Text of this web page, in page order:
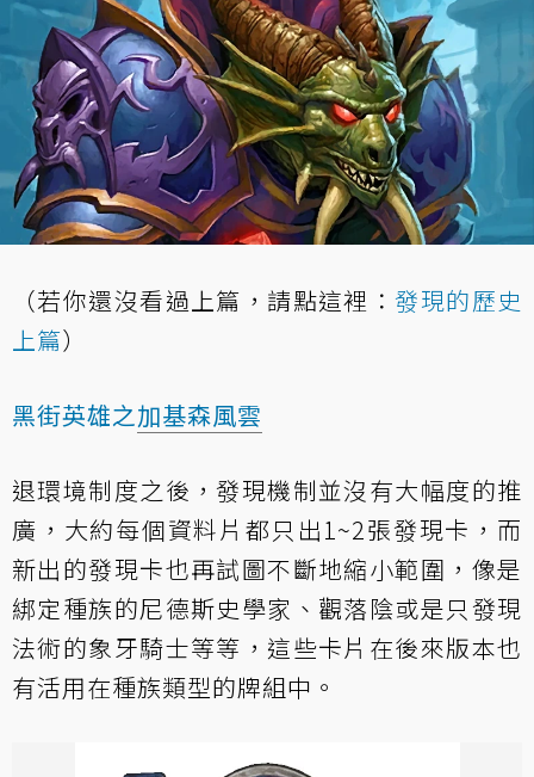
（若你還沒看過上篇，請點這裡：發現的歷史
上篇）
黑街英雄之加基森風雲
退環境制度之後，發現機制並沒有大幅度的推
廣，大約每個資料片都只出1~2張發現卡，而
新出的發現卡也再試圖不斷地縮小範圍，像是
綁定種族的尼德斯史學家、觀落陰或是只發現
法術的象牙騎士等等，這些卡片在後來版本也
有活用在種族類型的牌組中。